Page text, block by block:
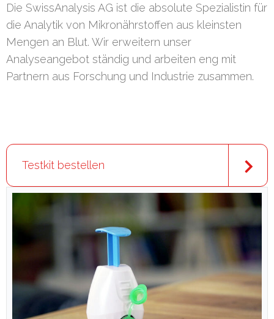
Die SwissAnalysis AG ist die absolute Spezialistin für
die Analytik von Mikronährstoffen aus kleinsten
Mengen an Blut. Wir erweitern unser
Analyseangebot ständig und arbeiten eng mit
Partnern aus Forschung und Industrie zusammen.
Testkit bestellen